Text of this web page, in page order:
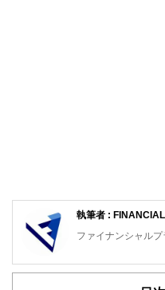
執筆者 :
ファイナンシャルプ
FinancialField編集